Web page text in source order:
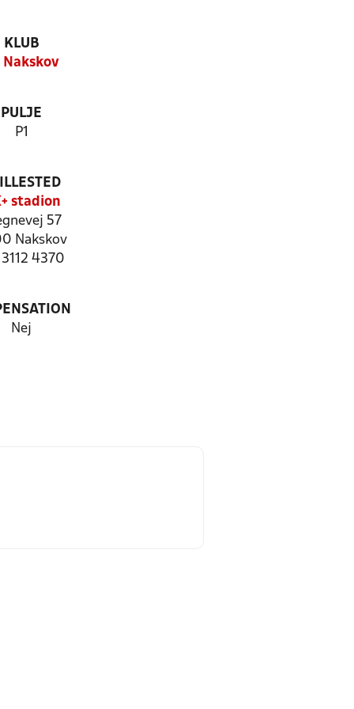
KLUB
Nakskov
PULJE
P1
stadion
57
Nakskov
3112 4370
Nej